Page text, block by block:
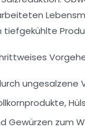
tiefgekühlte
Gewürzen zum